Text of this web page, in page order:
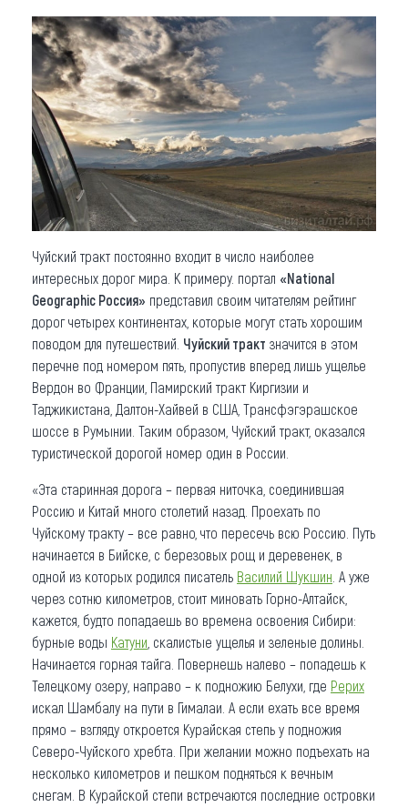
Чуйский тракт постоянно входит в число наиболее
интересных дорог мира. К примеру. портал «National
Geographic Россия» представил своим читателям рейтинг
дорог четырех континентах, которые могут стать хорошим
поводом для путешествий. Чуйский тракт значится в этом
перечне под номером пять, пропустив вперед лишь ущелье
Вердон во Франции, Памирский тракт Киргизии и
Таджикистана, Далтон-Хайвей в США, Трансфэгэрашское
шоссе в Румынии. Таким образом, Чуйский тракт, оказался
туристической дорогой номер один в России.
«Эта старинная дорога – первая ниточка, соединившая
Россию и Китай много столетий назад. Проехать по
Чуйскому тракту – все равно, что пересечь всю Россию. Путь
начинается в Бийске, с березовых рощ и деревенек, в
одной из которых родился писатель Василий Шукшин . А уже
через сотню километров, стоит миновать Горно-Алтайск,
кажется, будто попадаешь во времена освоения Сибири:
бурные воды Катуни , скалистые ущелья и зеленые долины.
Начинается горная тайга. Повернешь налево – попадешь к
Телецкому озеру, направо – к подножию Белухи, где Рерих
искал Шамбалу на пути в Гималаи. А если ехать все время
прямо – взгляду откроется Курайская степь у подножия
Северо-Чуйского хребта. При желании можно подъехать на
несколько километров и пешком подняться к вечным
снегам. В Курайской степи встречаются последние островки